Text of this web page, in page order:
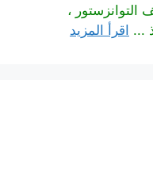
التوانزستور ،
... اقرأ المزيد